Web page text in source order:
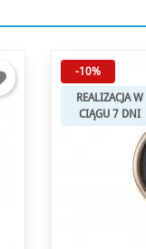
-30%
REALIZACJA W
CIĄGU 7 DNI